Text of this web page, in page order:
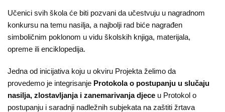
Učenici svih škola će biti pozvani da učestvuju u nagradnom
konkursu na temu nasilja, a najbolji rad biće nagrađen
simboličnim poklonom u vidu školskih knjiga, materijala,
opreme ili enciklopedija.
Jedna od inicijativa koju u okviru Projekta želimo da
provedemo je integrisanje Protokola o postupanju u slučaju
nasilja, zlostavljanja i zanemarivanja djece u Protokol o
postupanju i saradnji nadležnih subjekata na zaštiti žrtava